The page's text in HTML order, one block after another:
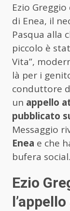
Ezio
di Enea, il
Pasqua alla
piccolo è
Vita”,
là per i
conduttore
un appello
pubblicato
Messaggio
Enea e che
bufera social.
Ezio